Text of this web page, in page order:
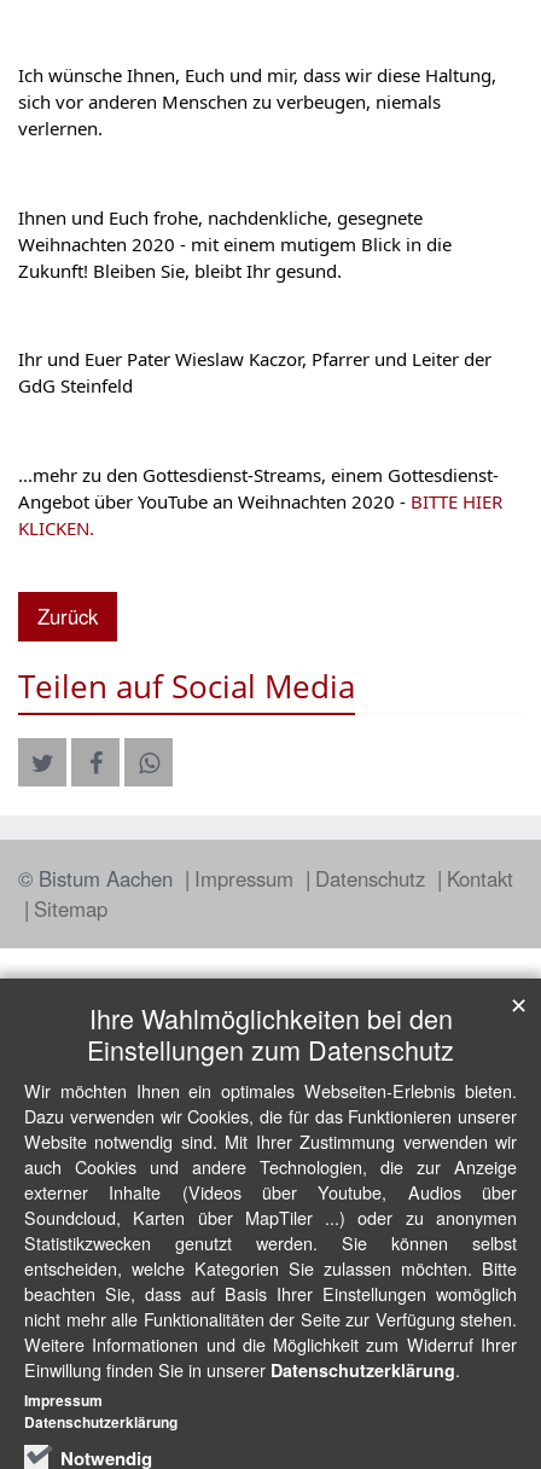
Ich wünsche Ihnen, Euch und mir, dass wir diese Haltung,
sich vor anderen Menschen zu verbeugen, niemals
verlernen.
Ihnen und Euch frohe, nachdenkliche, gesegnete
Weihnachten 2020 - mit einem mutigem Blick in die
Zukunft! Bleiben Sie, bleibt Ihr gesund.
Ihr und Euer Pater Wieslaw Kaczor, Pfarrer und Leiter der
GdG Steinfeld
...mehr zu den Gottesdienst-Streams, einem Gottesdienst-
Angebot über YouTube an Weihnachten 2020 - BITTE HIER
KLICKEN.
Zurück
Teilen auf Social Media
© Bistum Aachen Impressum Datenschutz
Kontakt
Sitemap
Ihre Wahlmöglichkeiten bei den
Einstellungen zum Datenschutz
Wir möchten Ihnen ein optimales Webseiten-Erlebnis bieten.
Dazu verwenden wir Cookies, die für das Funktionieren unserer
Website notwendig sind. Mit Ihrer Zustimmung verwenden wir
auch Cookies und andere Technologien, die zur Anzeige
externer Inhalte (Videos über Youtube, Audios über
Soundcloud, Karten über MapTiler ...) oder zu anonymen
Statistikzwecken genutzt werden. Sie können selbst
entscheiden, welche Kategorien Sie zulassen möchten. Bitte
beachten Sie, dass auf Basis Ihrer Einstellungen womöglich
nicht mehr alle Funktionalitäten der Seite zur Verfügung stehen.
Weitere Informationen und die Möglichkeit zum Widerruf Ihrer
Einwillung finden Sie in unserer Datenschutzerklärung.
Notwendig
✕
Impressum
Datenschutzerklärung